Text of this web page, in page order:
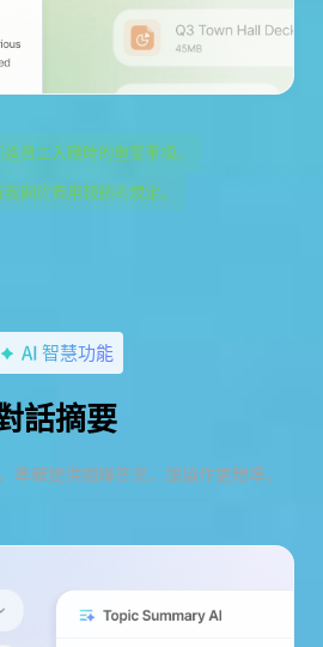
員工入職時的重要事項。
關於費用報銷的規定。
AI 智慧功能
話摘要
準確提供關聯答案，讓協作更精準。